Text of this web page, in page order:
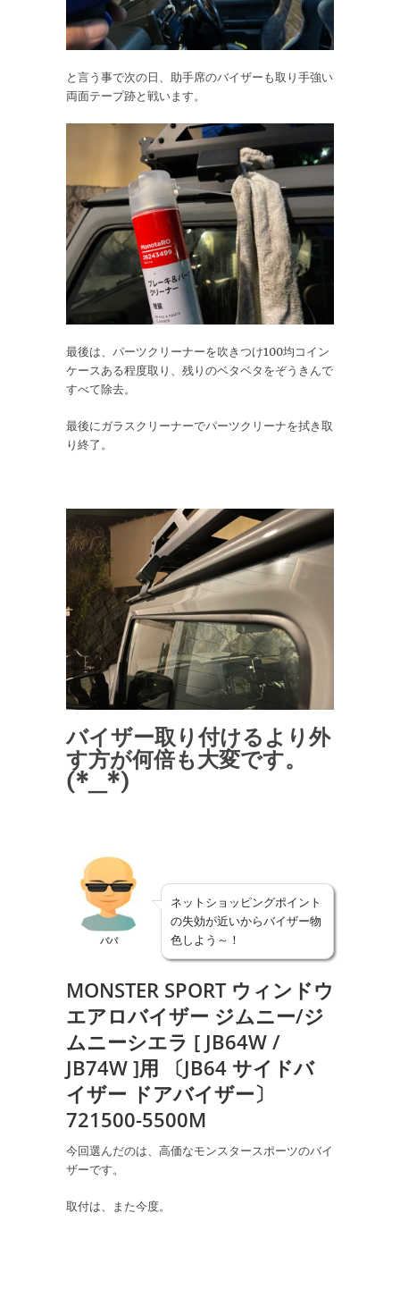
と言う事で次の日、助手席のバイザーも取り手強い
両面テープ跡と戦います。
最後は、パーツクリーナーを吹きつけ100均コイン
ケースある程度取り、残りのベタベタをぞうきんで
すべて除去。
最後にガラスクリーナーでパーツクリーナを拭き取
り終了。
バイザー取り付けるより外
す方が何倍も大変です。
(*_*)
パパ
ネットショッピングポイント
の失効が近いからバイザー物
色しよう～！
MONSTER SPORT ウィンドウ
エアロバイザー ジムニー/ジ
ムニーシエラ [ JB64W /
JB74W ]用 〔JB64 サイドバ
イザー ドアバイザー〕
721500-5500M
今回選んだのは、高価なモンスタースポーツのバイ
ザーです。
取付は、また今度。